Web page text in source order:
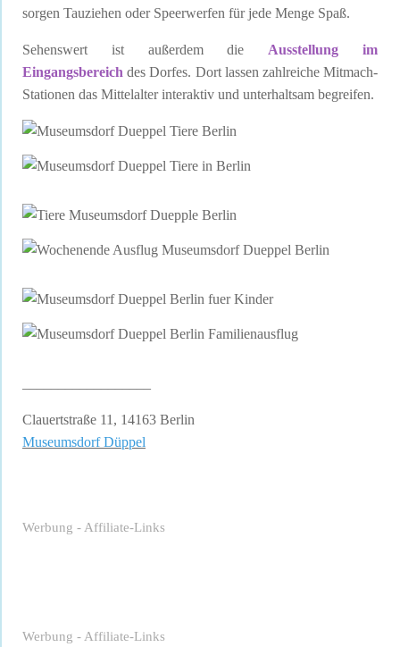
sorgen Tauziehen oder Speerwerfen für jede Menge Spaß.
Sehenswert ist außerdem die Ausstellung im
Eingangsbereich des Dorfes. Dort lassen zahlreiche Mitmach-
Stationen das Mittelalter interaktiv und unterhaltsam begreifen.
Clauertstraße 11, 14163 Berlin
Museumsdorf Düppel
Werbung - Affiliate-Links
Werbung - Affiliate-Links